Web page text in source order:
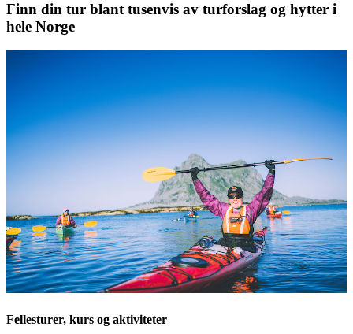
Finn din tur blant tusenvis av turforslag og hytter i
hele Norge
Fellesturer, kurs og aktiviteter